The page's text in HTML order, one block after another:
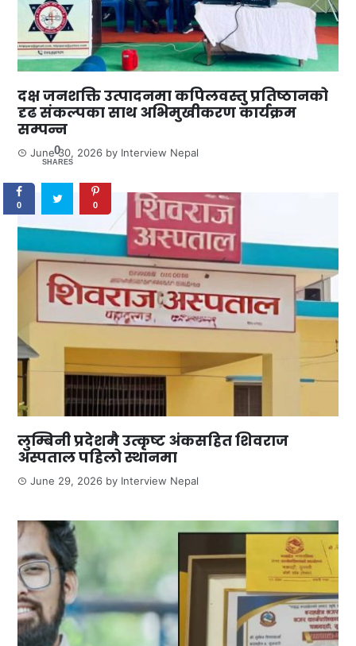
दक्ष जनशक्ति उत्पादनमा कपिलवस्तु प्रतिष्ठानको
दृढ संकल्पका साथ अभिमुखीकरण कार्यक्रम
सम्पन्न
June 30, 2026 by Interview Nepal
लुम्बिनी प्रदेशमै उत्कृष्ट अंकसहित शिवराज
अस्पताल पहिलो स्थानमा
June 29, 2026 by Interview Nepal
0
SHARES
0 0